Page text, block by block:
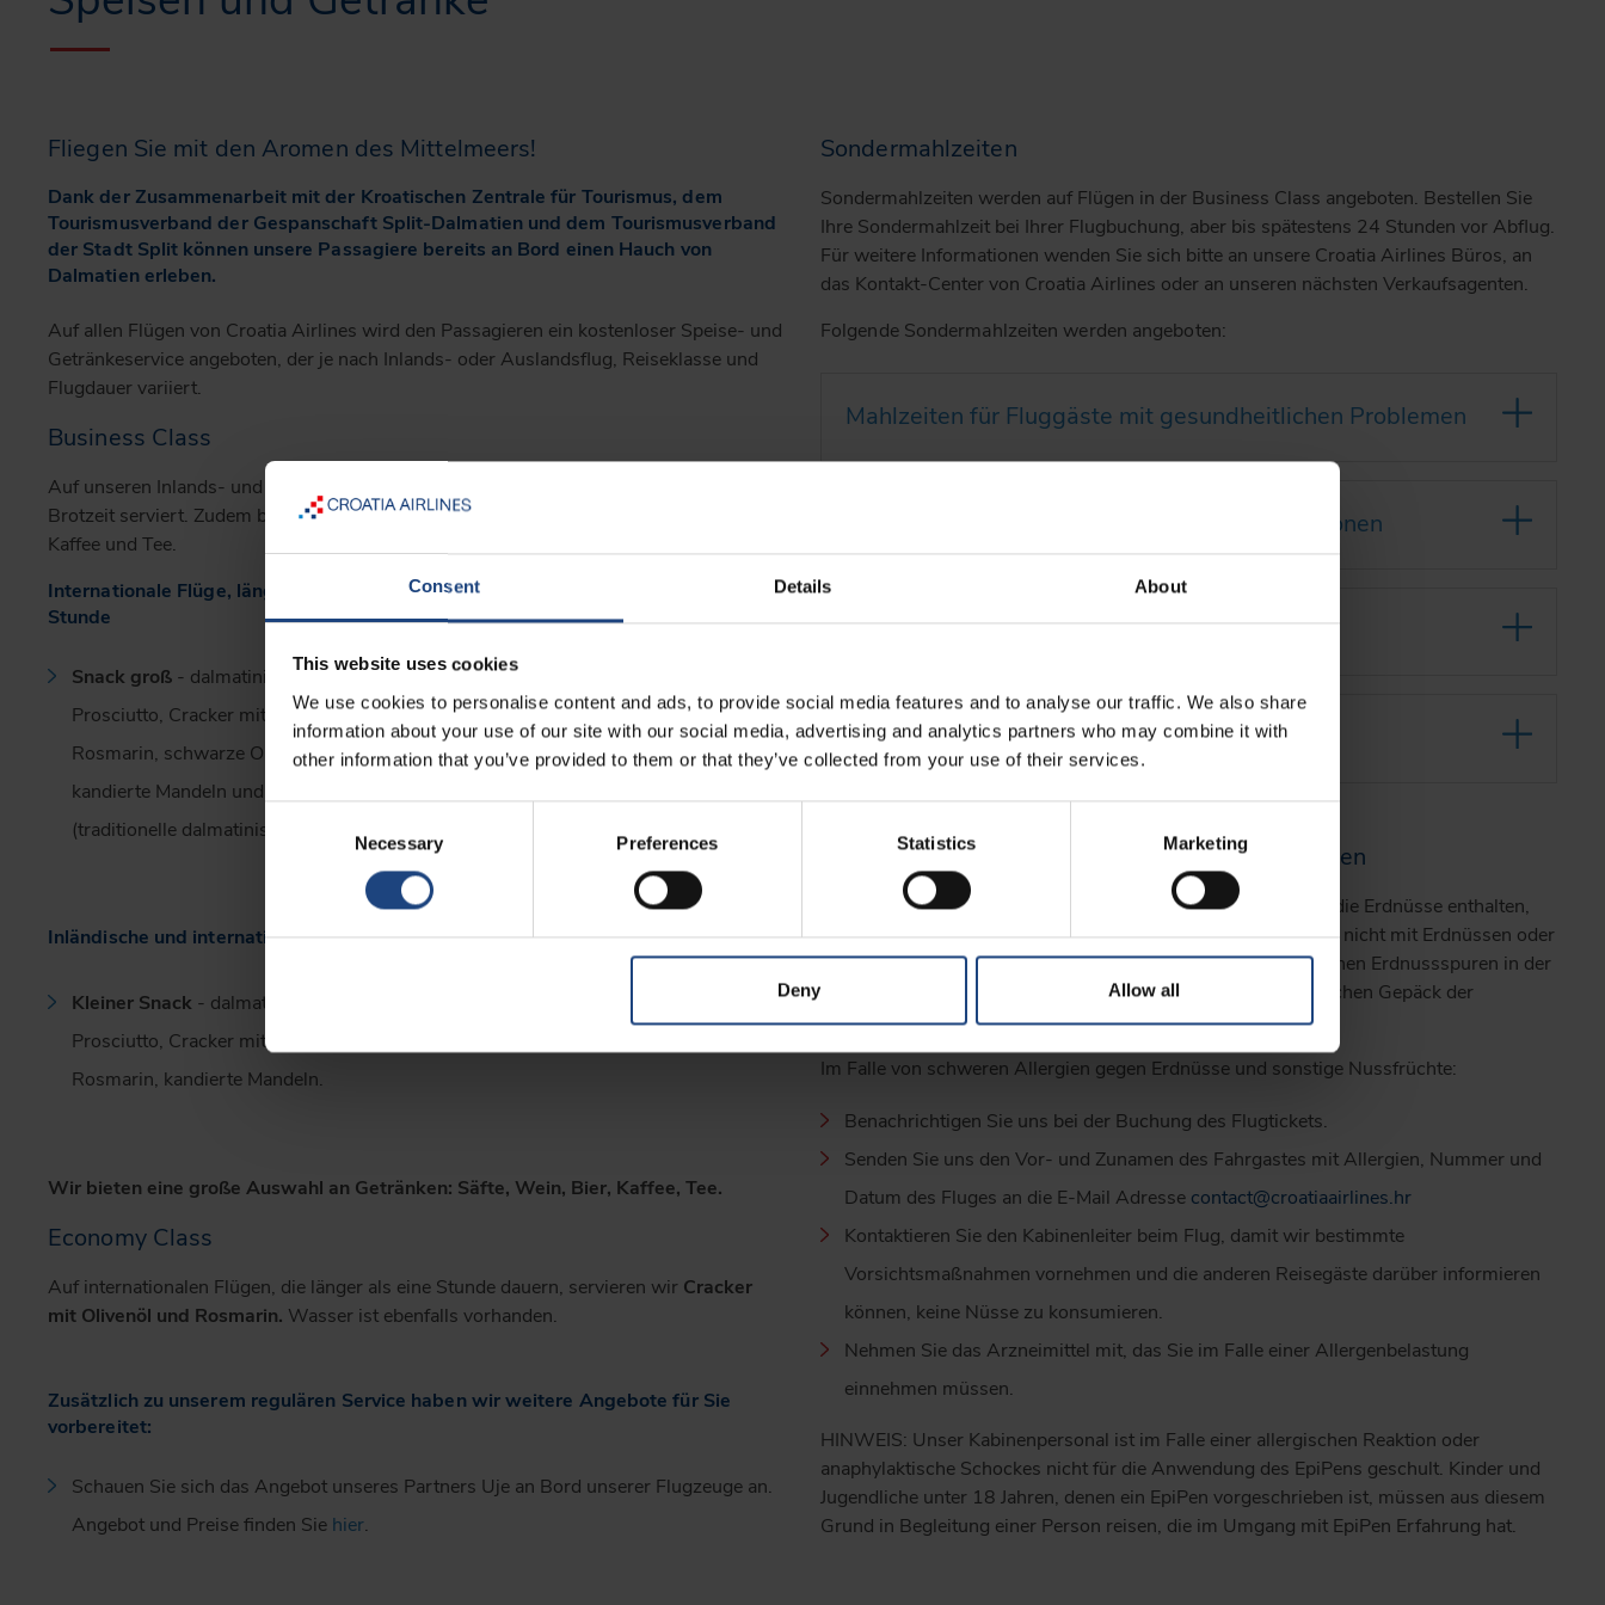
Consent Details About
This website uses cookies
We use cookies to personalise content and ads, to provide social media features and to analyse our traffic. We also share
information about your use of our site with our social media, advertising and analytics partners who may combine it with
other information that you’ve provided to them or that they’ve collected from your use of their services.
Necessary Preferences Statistics Marketing
Deny Allow all
Fliegen Sie mit den Aromen des Mittelmeers!
Dank der Zusammenarbeit mit der Kroatischen Zentrale für Tourismus, dem
Tourismusverband der Gespanschaft Split-Dalmatien und dem Tourismusverband
der Stadt Split können unsere Passagiere bereits an Bord einen Hauch von
Dalmatien erleben.
Auf allen Flügen von Croatia Airlines wird den Passagieren ein kostenloser Speise- und
Getränkeservice angeboten, der je nach Inlands- oder Auslandsflug, Reiseklasse und
Flugdauer variiert.
Business Class
Auf unseren Inlands- und Auslandsflügen werden unseren Passagieren Dalmatinische
Brotzeit serviert. Zudem bieten wir eine große Auswahl an Getränken an: Säfte, Wein,
Kaffee und Tee.
Internationale Flüge, länger als 1
Stunde
Snack groß - dalmatinischer
Prosciutto, Cracker mit Olivenöl und
Rosmarin, schwarze Olivenpaste,
kandierte Mandeln und „bobići“
(traditionelle dalmatinische Süßigkeit).
Inländische und internationale Flüge, kürzer als 1 Stunde
Kleiner Snack - dalmatinischer
Prosciutto, Cracker mit Olivenöl und
Rosmarin, kandierte Mandeln.
Wir bieten eine große Auswahl an Getränken: Säfte, Wein, Bier, Kaffee, Tee.
Economy Class
Auf internationalen Flügen, die länger als eine Stunde dauern, servieren wir Cracker
mit Olivenöl und Rosmarin. Wasser ist ebenfalls vorhanden.
Zusätzlich zu unserem regulären Service haben wir weitere Angebote für Sie
vorbereitet:
Schauen Sie sich das Angebot unseres Partners Uje an Bord unserer Flugzeuge an.
Angebot und Preise finden Sie hier.
Sondermahlzeiten
Sondermahlzeiten werden auf Flügen in der Business Class angeboten. Bestellen Sie
Ihre Sondermahlzeit bei Ihrer Flugbuchung, aber bis spätestens 24 Stunden vor Abflug.
Für weitere Informationen wenden Sie sich bitte an unsere Croatia Airlines Büros, an
das Kontakt-Center von Croatia Airlines oder an unseren nächsten Verkaufsagenten.
Folgende Sondermahlzeiten werden angeboten:
Mahlzeiten für Fluggäste mit gesundheitlichen Problemen
Mahlzeiten für Angehörige bestimmter Religionen
Mahlzeiten für Kinder
Andere Sondermahlzeiten
Allergie gegen Erdnüsse und sonstige Nusssorten
Croatia Airlines bietet in ihrem Angebot keine Mahlzeiten an, die Erdnüsse enthalten,
jedoch kann nicht garantiert werden, dass die Nahrungsmittel nicht mit Erdnüssen oder
Erdnussprodukten in Berührung gekommen sind. Zudem können Erdnussspuren in der
Fahrgastkabine vom vorhergehenden Flug oder dem persönlichen Gepäck der
Fahrgäste stammen.
Im Falle von schweren Allergien gegen Erdnüsse und sonstige Nussfrüchte:
Benachrichtigen Sie uns bei der Buchung des Flugtickets.
Senden Sie uns den Vor- und Zunamen des Fahrgastes mit Allergien, Nummer und
Datum des Fluges an die E-Mail Adresse contact@croatiaairlines.hr
Kontaktieren Sie den Kabinenleiter beim Flug, damit wir bestimmte
Vorsichtsmaßnahmen vornehmen und die anderen Reisegäste darüber informieren
können, keine Nüsse zu konsumieren.
Nehmen Sie das Arzneimittel mit, das Sie im Falle einer Allergenbelastung
einnehmen müssen.
HINWEIS: Unser Kabinenpersonal ist im Falle einer allergischen Reaktion oder
anaphylaktische Schockes nicht für die Anwendung des EpiPens geschult. Kinder und
Jugendliche unter 18 Jahren, denen ein EpiPen vorgeschrieben ist, müssen aus diesem
Grund in Begleitung einer Person reisen, die im Umgang mit EpiPen Erfahrung hat.